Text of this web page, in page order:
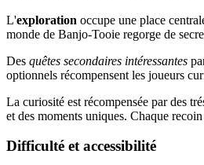
L'exploration occupe une place
monde de Banjo-Tooie regorge de
Des quêtes secondaires intéressantes
optionnels récompensent les joueurs
La curiosité est récompensée par des
et des moments uniques. Chaque
Difficulté et accessibilité